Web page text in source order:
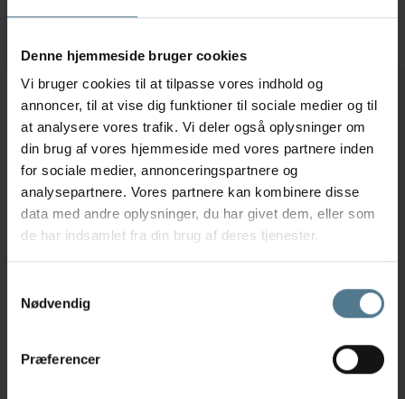
Denne hjemmeside bruger cookies
Vi bruger cookies til at tilpasse vores indhold og
annoncer, til at vise dig funktioner til sociale medier og til
at analysere vores trafik. Vi deler også oplysninger om
din brug af vores hjemmeside med vores partnere inden
for sociale medier, annonceringspartnere og
analysepartnere. Vores partnere kan kombinere disse
data med andre oplysninger, du har givet dem, eller som
de har indsamlet fra din brug af deres tjenester.
Nødvendig
Præferencer
Kompetencer
Skæring Dyreklinik
Stavneagervej 35, 8250 Egå
70230004
dyrlaegen@dine-dyr.dk
CVR: 21669709
Cookiepolitik